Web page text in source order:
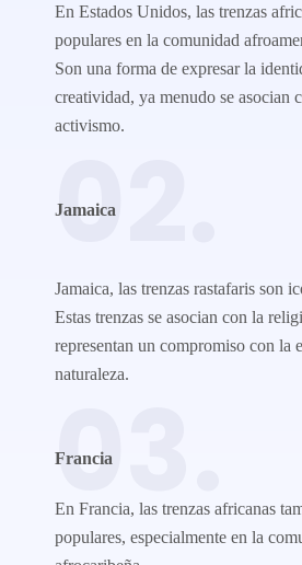
En Estados Unidos, las trenzas
populares en la comunidad
Son una forma de expresar la
creatividad, ya menudo se asocian
activismo.
02.
Jamaica
Jamaica, las trenzas rastafaris son
Estas trenzas se asocian con la
representan un compromiso con la
naturaleza.
03.
Francia
En Francia, las trenzas africanas
populares, especialmente en la